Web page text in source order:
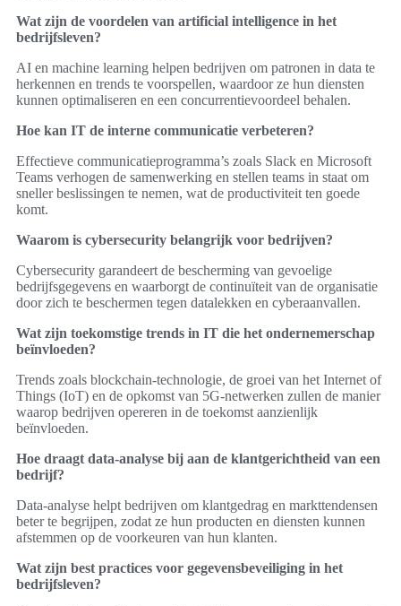
Wat zijn de voordelen van artificial intelligence in het
bedrijfsleven?
AI en machine learning helpen bedrijven om patronen in data te
herkennen en trends te voorspellen, waardoor ze hun diensten
kunnen optimaliseren en een concurrentievoordeel behalen.
Hoe kan IT de interne communicatie verbeteren?
Effectieve communicatieprogramma’s zoals Slack en Microsoft
Teams verhogen de samenwerking en stellen teams in staat om
sneller beslissingen te nemen, wat de productiviteit ten goede
komt.
Waarom is cybersecurity belangrijk voor bedrijven?
Cybersecurity garandeert de bescherming van gevoelige
bedrijfsgegevens en waarborgt de continuïteit van de organisatie
door zich te beschermen tegen datalekken en cyberaanvallen.
Wat zijn toekomstige trends in IT die het ondernemerschap
beïnvloeden?
Trends zoals blockchain-technologie, de groei van het Internet of
Things (IoT) en de opkomst van 5G-netwerken zullen de manier
waarop bedrijven opereren in de toekomst aanzienlijk
beïnvloeden.
Hoe draagt data-analyse bij aan de klantgerichtheid van een
bedrijf?
Data-analyse helpt bedrijven om klantgedrag en markttendensen
beter te begrijpen, zodat ze hun producten en diensten kunnen
afstemmen op de voorkeuren van hun klanten.
Wat zijn best practices voor gegevensbeveiliging in het
bedrijfsleven?